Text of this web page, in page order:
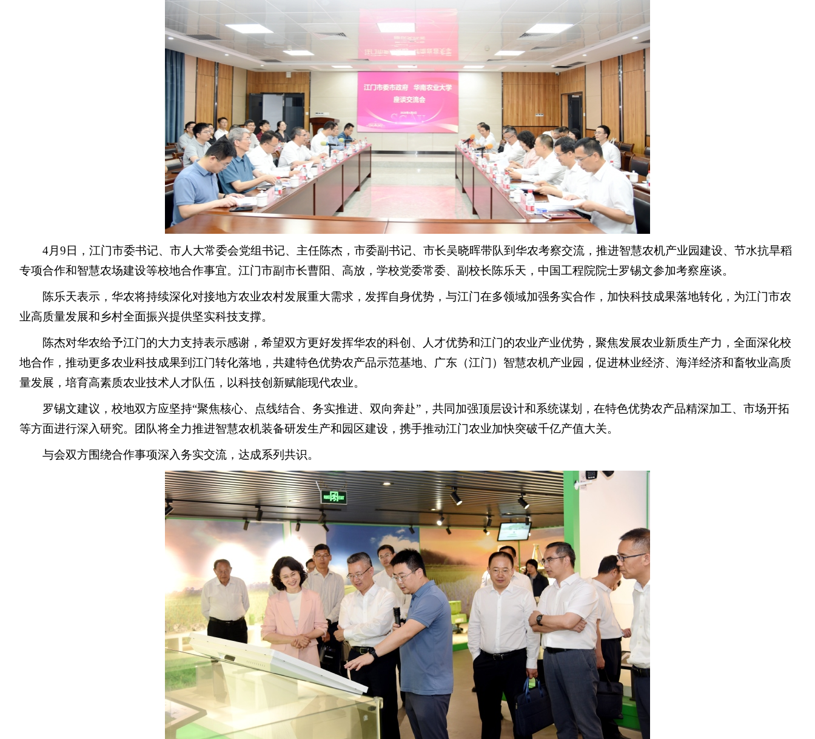
4月9日，江门市委书记、市人大常委会党组书记、主任陈杰，市委副书记、市长吴晓晖带队到华农考察交流，推进智慧农机产业园建设、节水抗旱稻
专项合作和智慧农场建设等校地合作事宜。江门市副市长曹阳、高放，学校党委常委、副校长陈乐天，中国工程院院士罗锡文参加考察座谈。
陈乐天表示，华农将持续深化对接地方农业农村发展重大需求，发挥自身优势，与江门在多领域加强务实合作，加快科技成果落地转化，为江门市农
业高质量发展和乡村全面振兴提供坚实科技支撑。
陈杰对华农给予江门的大力支持表示感谢，希望双方更好发挥华农的科创、人才优势和江门的农业产业优势，聚焦发展农业新质生产力，全面深化校
地合作，推动更多农业科技成果到江门转化落地，共建特色优势农产品示范基地、广东（江门）智慧农机产业园，促进林业经济、海洋经济和畜牧业高质
量发展，培育高素质农业技术人才队伍，以科技创新赋能现代农业。
罗锡文建议，校地双方应坚持“聚焦核心、点线结合、务实推进、双向奔赴”，共同加强顶层设计和系统谋划，在特色优势农产品精深加工、市场开拓
等方面进行深入研究。团队将全力推进智慧农机装备研发生产和园区建设，携手推动江门农业加快突破千亿产值大关。
与会双方围绕合作事项深入务实交流，达成系列共识。